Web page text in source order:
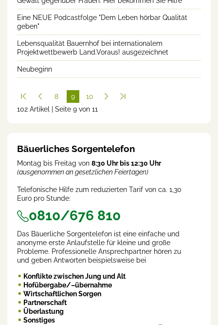
Eine NEUE Podcastfolge "Dem Leben hörbar Qualität
geben"
Lebensqualität Bauernhof bei internationalem
Projektwettbewerb Land.Voraus! ausgezeichnet
Neubeginn
8
9
(cur
10
102 Artikel | Seite 9 von 11
Bäuerliches Sorgentelefon
Montag bis Freitag von 8:30 Uhr bis 12:30 Uhr
(ausgenommen an gesetzlichen Feiertagen)
Telefonische Hilfe zum reduzierten Tarif von ca. 1,30
Euro pro Stunde:
0810/676 810
Das Bäuerliche Sorgentelefon ist eine einfache und
anonyme erste Anlaufstelle für kleine und große
Probleme. Professionelle Ansprechpartner hören zu
und geben Antworten beispielsweise bei
Konflikte zwischen Jung und Alt
Hofübergabe/–übernahme
Wirtschaftlichen Sorgen
Partnerschaft
Überlastung
Sonstiges